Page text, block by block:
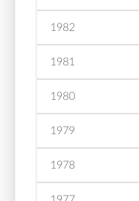
1982
1981
1980
1979
1978